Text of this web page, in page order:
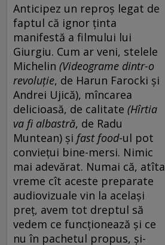
Anticipez un reproș legat de
faptul că ignor ținta
manifestă a filmului lui
Giurgiu. Cum ar veni, stelele
Michelin (Videograme dintr-o
revoluție, de Harun Farocki și
Andrei Ujică), mîncarea
delicioasă, de calitate (Hîrtia
va fi albastră, de Radu
Muntean) și fast food-ul pot
conviețui bine-mersi. Nimic
mai adevărat. Numai că, atîta
vreme cît aceste preparate
audiovizuale vin la același
preț, avem tot dreptul să
vedem ce funcționează și ce
nu în pachetul propus, și-